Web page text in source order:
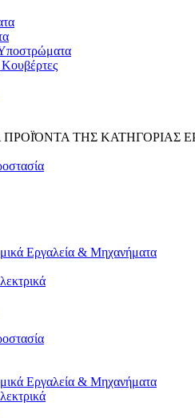
ΤΗΣ ΚΑΤΗΓΟΡΙΑΣ
Εργαλεία & Μηχανήματα
Εργαλεία & Μηχανήματα